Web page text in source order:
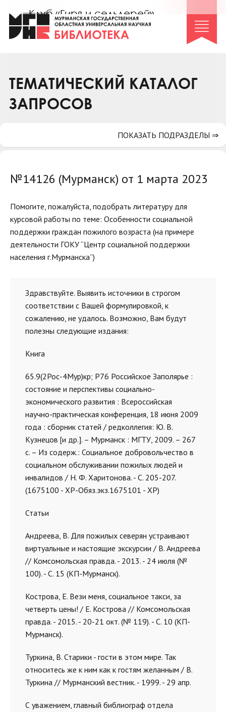
Клуб «Гиря и сельдерей»
Клуб «Семейный архив»
Коллегам
Контакты
ТЕМАТИЧЕСКИЙ КАТАЛОГ
ЗАПРОСОВ
№14126 (Мурманск) от 1 марта 2023
Помогите, пожалуйста, подобрать литературу для
курсовой работы по теме: Особенности социальной
поддержки граждан пожилого возраста (на примере
деятельности ГОКУ “Центр социальной поддержки
населения г.Мурманска”)
Здравствуйте. Выявить источники в строгом
соответствии с Вашей формулировкой, к
сожалению, не удалось. Возможно, Вам будут
полезны следующие издания:
Книга
65.9(2Рос-4Мур)кр; Р76 Российское Заполярье :
состояние и перспективы социально-
экономического развития : Всероссийская
научно-практическая конференция, 18 июня 2009
года : сборник статей / редколлегия: Ю. В.
Кузнецов [и др.]. – Мурманск : МГТУ, 2009. – 267
с. – Из содерж.: Социальное добровольчество в
социальном обслуживании пожилых людей и
инвалидов / Н. Ф. Харитонова. - С. 205-207.
(1675100 - ХР-Обяз.экз.1675101 - ХР)
Статьи
Андреева, В. Для пожилых северян устраивают
виртуальные и настоящие экскурсии / В. Андреева
// Комсомольская правда. - 2013. - 24 июля (№
100). - С. 15 (КП-Мурманск).
Кострова, Е. Вези меня, социальное такси, за
четверть цены! / Е. Кострова // Комсомольская
правда. - 2015. - 20-21 окт. (№ 119). - С. 10 (КП-
Мурманск).
Туркина, В. Старики - гости в этом мире. Так
относитесь же к ним как к гостям желанным / В.
Туркина // Мурманский вестник. - 1999. - 29 апр.
С уважением, главный библиограф отдела
ПОКАЗАТЬ ПОДРАЗДЕЛЫ ⇒